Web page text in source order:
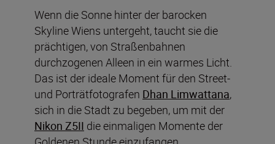
Wenn die Sonne hinter der barocken
Skyline Wiens untergeht, taucht sie die
prächtigen, von Straßenbahnen
durchzogenen Alleen in ein warmes Licht.
Das ist der ideale Moment für den Street-
und Porträtfotografen Dhan Limwattana,
sich in die Stadt zu begeben, um mit der
Nikon Z5II die einmaligen Momente der